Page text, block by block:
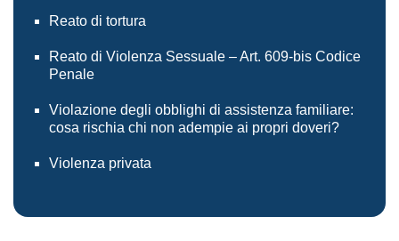
Reato di tortura
Reato di Violenza Sessuale – Art. 609-bis Codice
Penale
Violazione degli obblighi di assistenza familiare:
cosa rischia chi non adempie ai propri doveri?
Violenza privata